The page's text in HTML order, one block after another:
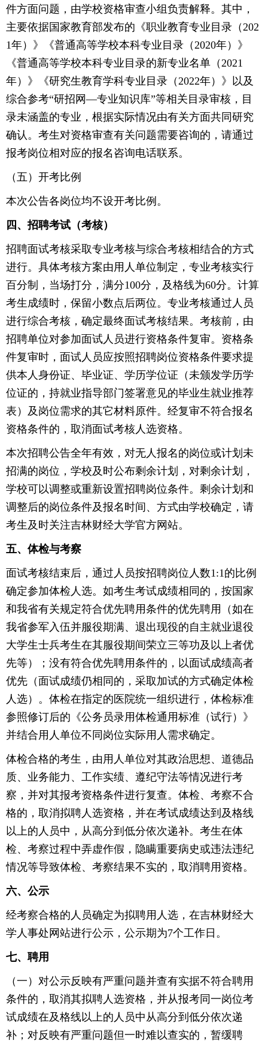
件方面问题，由学校资格审查小组负责解释。其中，
主要依据国家教育部发布的《职业教育专业目录（202
1年）》《普通高等学校本科专业目录（2020年）》
《普通高等学校本科专业目录的新专业名单（2021
年）》《研究生教育学科专业目录（2022年）》以及
综合参考“研招网—专业知识库”等相关目录审核，目
录未涵盖的专业，根据实际情况由有关方面共同研究
确认。考生对资格审查有关问题需要咨询的，请通过
报考岗位相对应的报名咨询电话联系。
（五）开考比例
本次公告各岗位均不设开考比例。
四、招聘考试（考核）
招聘面试考核采取专业考核与综合考核相结合的方式
进行。具体考核方案由用人单位制定，专业考核实行
百分制，当场打分，满分100分，及格线为60分。计算
考生成绩时，保留小数点后两位。专业考核通过人员
进行综合考核，确定最终面试考核结果。考核前，由
招聘单位对参加面试人员进行资格条件复审。资格条
件复审时，面试人员应按照招聘岗位资格条件要求提
供本人身份证、毕业证、学历学位证（未颁发学历学
位证的，持就业指导部门签署意见的毕业生就业推荐
表）及岗位需求的其它材料原件。经复审不符合报名
资格条件的，取消面试考核人选资格。
本次招聘公告全年有效，对无人报名的岗位或计划未
招满的岗位，学校及时公布剩余计划，对剩余计划，
学校可以调整或重新设置招聘岗位条件。剩余计划和
调整后的岗位条件及报名时间、方式由学校确定，请
考生及时关注吉林财经大学官方网站。
五、体检与考察
面试考核结束后，通过人员按招聘岗位人数1:1的比例
确定参加体检人选。如考生考试成绩相同的，按国家
和我省有关规定符合优先聘用条件的优先聘用（如在
我省参军入伍并服役期满、退出现役的自主就业退役
大学生士兵考生在其服役期间荣立三等功及以上者优
先等）；没有符合优先聘用条件的，以面试成绩高者
优先（面试成绩仍相同的，采取加试的方式确定体检
人选）。体检在指定的医院统一组织进行，体检标准
参照修订后的《公务员录用体检通用标准（试行）》
并结合用人单位不同岗位实际用人需求确定。
体检合格的考生，由用人单位对其政治思想、道德品
质、业务能力、工作实绩、遵纪守法等情况进行考
察，并对其报考资格条件进行复查。体检、考察不合
格的，取消拟聘人选资格，并在考试成绩达到及格线
以上的人员中，从高分到低分依次递补。考生在体
检、考察过程中弄虚作假，隐瞒重要病史或违法违纪
情况等导致体检、考察结果不实的，取消聘用资格。
六、公示
经考察合格的人员确定为拟聘用人选，在吉林财经大
学人事处网站进行公示，公示期为7个工作日。
七、聘用
（一）对公示反映有严重问题并查有实据不符合聘用
条件的，取消其拟聘人选资格，并从报考同一岗位考
试成绩在及格线以上的人员中从高分到低分依次递
补；对反映有严重问题但一时难以查实的，暂缓聘